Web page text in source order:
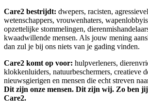
Care2 bestrijdt: dwepers, racisten,
wetenschappers, vrouwenhaters,
opzettelijke stommelingen,
kwaadwillende mensen. Als jouw mening
dan zul je bij ons niets van je gading vinden.
Care2 komt op voor: hulpverleners,
klokkenluiders, natuurbeschermers, creatieve
nieuwsgierigen en mensen die echt streven
Dit zijn onze mensen. Dit zijn wij. Zo ben
Care2.